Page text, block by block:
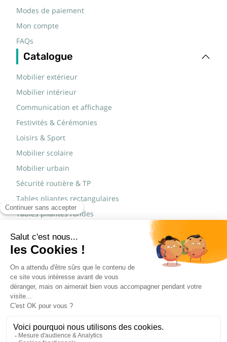
Modes de paiement
Mon compte
FAQs
Catalogue
Mobilier extérieur
Mobilier intérieur
Communication et affichage
Festivités & Cérémonies
Loisirs & Sport
Mobilier scolaire
Mobilier urbain
Sécurité routière & TP
Tables pliantes rectangulaires
Tables pliantes rondes
Marques
JAD Groupe
Procity®
© Copyright 2015 - 2026,